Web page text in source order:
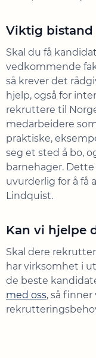
Viktig bistand
Skal du få
vedkommende
så krever det
hjelp, også for
rekruttere til
medarbeidere
praktiske,
seg et sted å bo,
barnehager.
uvurderlig for å få
Lindquist.
Kan vi hjelpe
Skal dere
har virksomhet i
de beste
med oss, så